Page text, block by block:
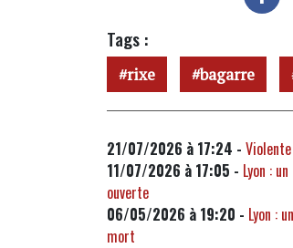
Tags :
rixe bagarre
21/07/2026 à 17:24 -
11/07/2026 à 17:05 - Lyon :
ouverte
06/05/2026 à 19:20 - Lyon :
mort